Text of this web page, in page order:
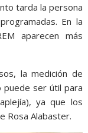
tarda la persona
En la
aparecen más
la medición de
puede ser útil para
ya que los
Rosa Alabaster.